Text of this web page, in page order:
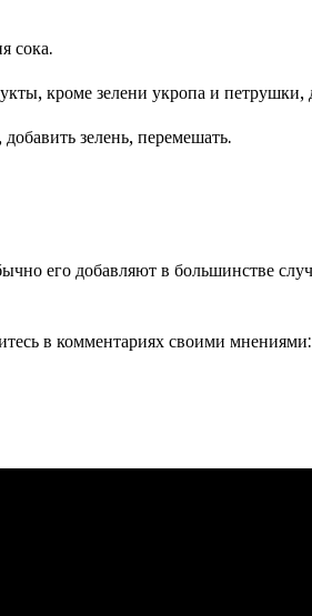
сока.
кроме зелени укропа и петрушки,
зелень, перемешать.
его добавляют в большинстве
в комментариях своими